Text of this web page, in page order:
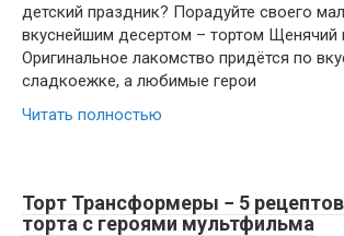
детский праздник? Порадуйте своего
вкуснейшим десертом – тортом Щенячий
Оригинальное лакомство придётся по
сладкоежке, а любимые герои
Читать полностью
Торт Трансформеры − 5
торта с героями мультфильма